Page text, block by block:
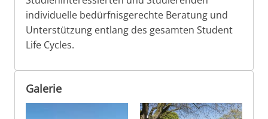
individuelle bedürfnisgerechte Beratung und
Unterstützung entlang des gesamten Student
Life Cycles.
Galerie